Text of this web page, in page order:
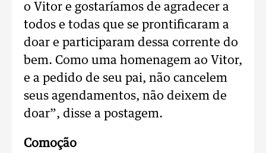
o Vitor e gostaríamos de agradecer a
todos e todas que se prontificaram a
doar e participaram dessa corrente do
bem. Como uma homenagem ao Vitor,
e a pedido de seu pai, não cancelem
seus agendamentos, não deixem de
doar”, disse a postagem.
Comoção